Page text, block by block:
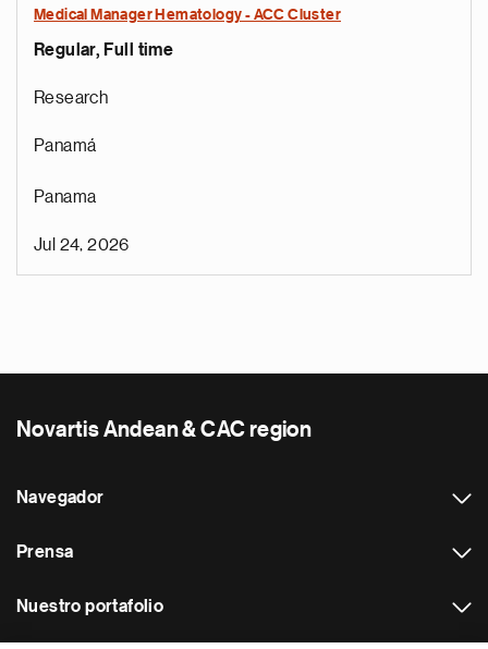
Medical Manager Hematology - ACC Cluster
Regular, Full time
Research
Panamá
Panama
Jul 24, 2026
Novartis Andean & CAC region
Navegador
Prensa
Nuestro portafolio